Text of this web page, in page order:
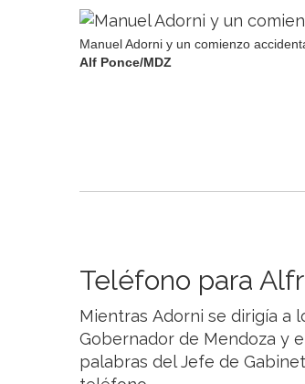
Manuel Adorni y un comienzo
Alf Ponce/MDZ
Teléfono para
Mientras Adorni se dirigía a
Gobernador de Mendoza y
palabras del Jefe de